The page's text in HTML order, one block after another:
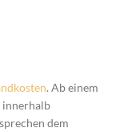
. Ab einem
innerhalb
dem